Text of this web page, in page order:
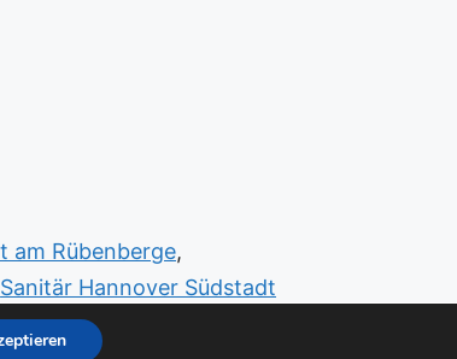
am Rübenberge,
Sanitär Hannover Südstadt